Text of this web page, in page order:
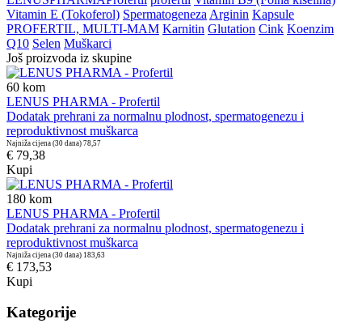
Vitamin E (Tokoferol) Spermatogeneza Arginin Kapsule
PROFERTIL, MULTI-MAM Karnitin Glutation Cink Koenzim
Q10 Selen Muškarci
Još proizvoda iz skupine
60 kom
LENUS PHARMA - Profertil
Dodatak prehrani za normalnu plodnost, spermatogenezu i
reproduktivnost muškarca
Najniža cijena (30 dana) 78,57
€ 79,38
Kupi
180 kom
LENUS PHARMA - Profertil
Dodatak prehrani za normalnu plodnost, spermatogenezu i
reproduktivnost muškarca
Najniža cijena (30 dana) 183,63
€ 173,53
Kupi
Kategorije